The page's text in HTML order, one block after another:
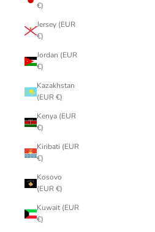
€)
Jersey (EUR
€)
Jordan (EUR
€)
Kazakhstan
(EUR €)
Kenya (EUR
€)
Kiribati (EUR
€)
Kosovo
(EUR €)
Kuwait (EUR
€)